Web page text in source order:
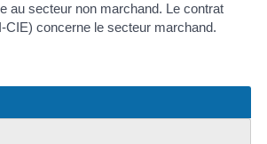
au secteur non marchand. Le contrat
CIE) concerne le secteur marchand.